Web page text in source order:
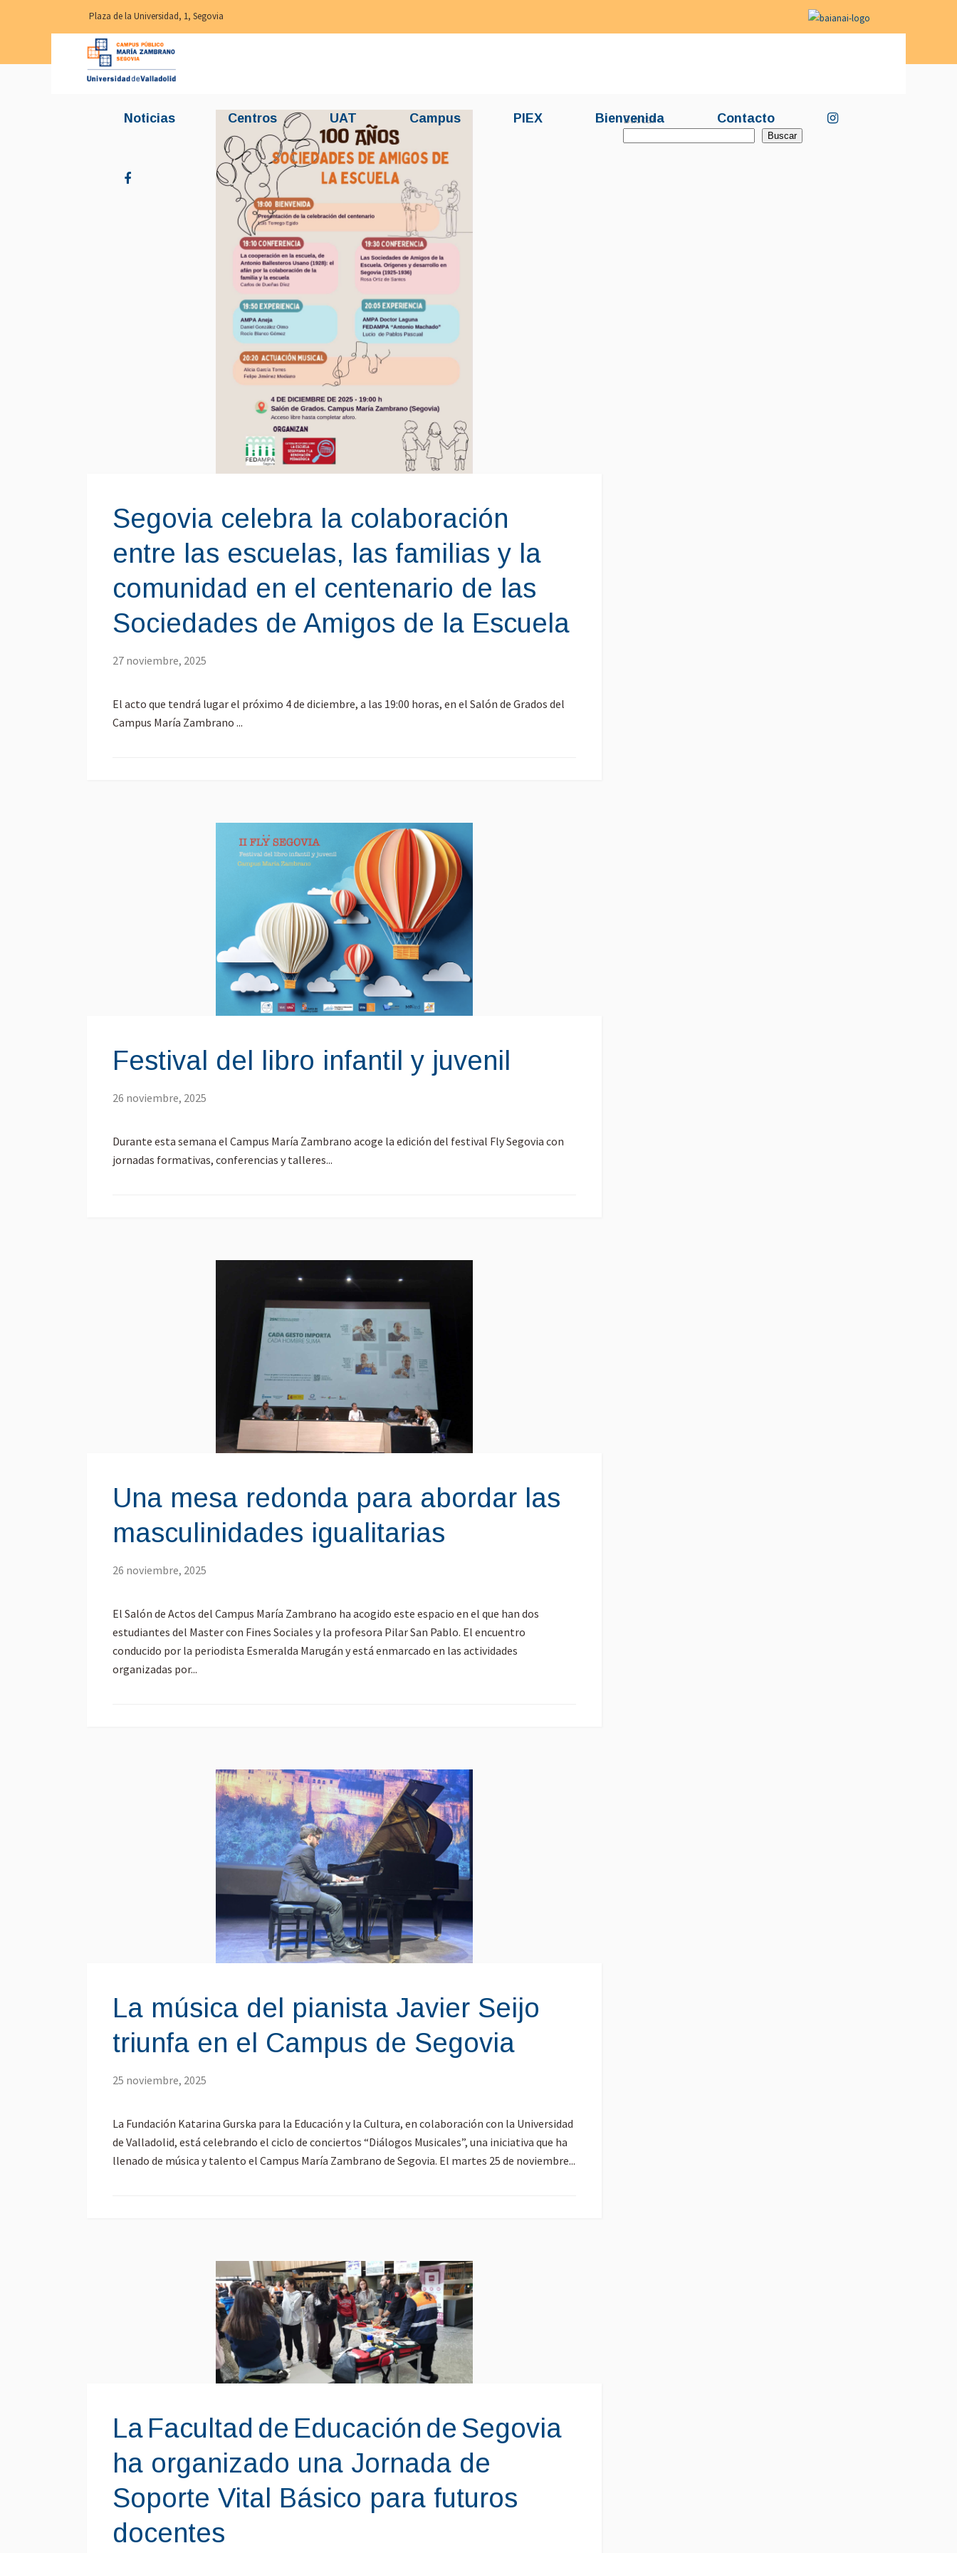
Plaza de la Universidad, 1, Segovia
Noticias Centros UAT Campus PIEX Bienvenida Contacto
Segovia celebra la colaboración
entre las escuelas, las familias y la
comunidad en el centenario de las
Sociedades de Amigos de la Escuela
27 noviembre, 2025
El acto que tendrá lugar el próximo 4 de diciembre, a las 19:00 horas, en el Salón de Grados del
Campus María Zambrano ...
Festival del libro infantil y juvenil
26 noviembre, 2025
Durante esta semana el Campus María Zambrano acoge la edición del festival Fly Segovia con
jornadas formativas, conferencias y talleres...
Una mesa redonda para abordar las
masculinidades igualitarias
26 noviembre, 2025
El Salón de Actos del Campus María Zambrano ha acogido este espacio en el que han dos
estudiantes del Master con Fines Sociales y la profesora Pilar San Pablo. El encuentro
conducido por la periodista Esmeralda Marugán y está enmarcado en las actividades
organizadas por...
La música del pianista Javier Seijo
triunfa en el Campus de Segovia
25 noviembre, 2025
La Fundación Katarina Gurska para la Educación y la Cultura, en colaboración con la Universidad
de Valladolid, está celebrando el ciclo de conciertos “Diálogos Musicales”, una iniciativa que ha
llenado de música y talento el Campus María Zambrano de Segovia. El martes 25 de noviembre...
La Facultad de Educación de Segovia
ha organizado una Jornada de
Soporte Vital Básico para futuros
docentes
Buscar
Buscar